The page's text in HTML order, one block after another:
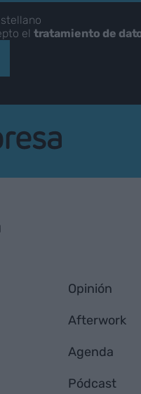
el tratamiento de
Opinión
Afterwork
Agenda
Pódcast